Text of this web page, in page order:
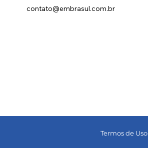
Termos de Uso
contato@embrasul.com.br